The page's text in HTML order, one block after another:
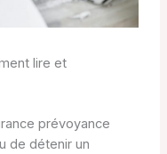
lire et
prévoyance
de détenir un